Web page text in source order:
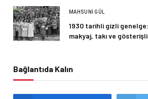
MAHSUNI GÜL
1930 tarihli gizli
makyaj, takı ve
Bağlantıda Kalın